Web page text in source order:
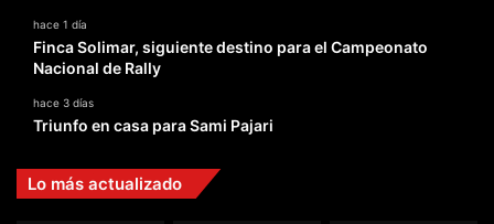
hace 1 día
Finca Solimar, siguiente destino para el Campeonato
Nacional de Rally
hace 3 días
Triunfo en casa para Sami Pajari
Lo más actualizado